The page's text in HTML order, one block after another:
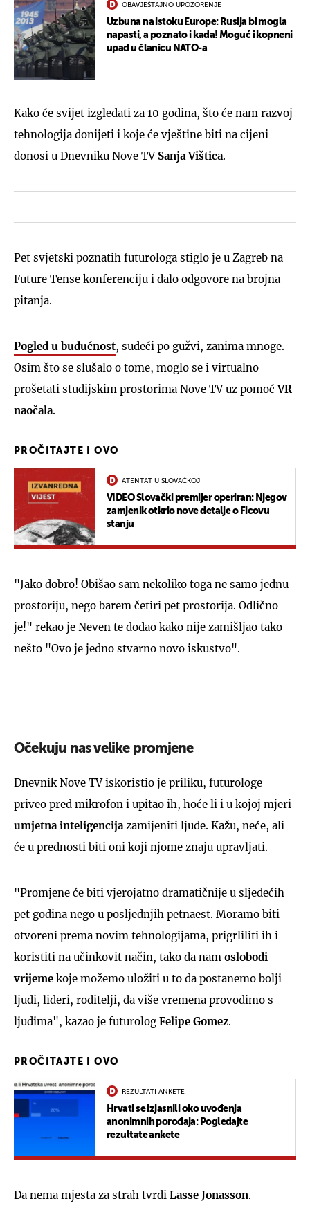
OBAVJEŠTAJNO UPOZORENJE
Uzbuna na istoku Europe: Rusija bi mogla
napasti, a poznato i kada! Moguć i kopneni
upad u članicu NATO-a
Kako će svijet izgledati za 10 godina, što će nam razvoj
tehnologija donijeti i koje će vještine biti na cijeni
donosi u Dnevniku Nove TVSanjaVištica.
Pet svjetski poznatih futurologa stiglo je u Zagreb na
Future Tense konferenciju i dalo odgovore na brojna
pitanja.
Pogled u budućnost, sudeći po gužvi, zanima mnoge.
Osim što se slušalo o tome, moglo se i virtualno
prošetati studijskim prostorima Nove TV uz pomoćVR
naočala.
PROČITAJTE I OVO
ATENTAT U SLOVAČKOJ
VIDEO Slovački premijer operiran: Njegov
zamjenik otkrio nove detalje o Ficovu
stanju
"Jako dobro! Obišao sam nekoliko toga ne samo jednu
prostoriju, nego barem četiri pet prostorija. Odlično
je!" rekao je Neven te dodao kako nije zamišljao tako
nešto "Ovo je jedno stvarno novo iskustvo".
Očekuju nas velike promjene
Dnevnik Nove TV iskoristio je priliku, futurologe
priveo pred mikrofon i upitao ih, hoće li i u kojoj mjeri
umjetna inteligencija zamijeniti ljude. Kažu, neće, ali
će u prednosti biti oni koji njome znaju upravljati.
"Promjene će biti vjerojatno dramatičnije u sljedećih
pet godina nego u posljednjih petnaest. Moramo biti
otvoreni prema novim tehnologijama, prigrliliti ih i
koristiti na učinkovit način, tako da nam oslobodi
vrijeme koje možemo uložiti u to da postanemo bolji
ljudi, lideri, roditelji, da više vremena provodimo s
ljudima", kazao je futurolog Felipe Gomez.
PROČITAJTE I OVO
REZULTATI ANKETE
Hrvati se izjasnili oko uvođenja
anonimnih porođaja: Pogledajte
rezultate ankete
Da nema mjesta za strah tvrdi Lasse Jonasson.